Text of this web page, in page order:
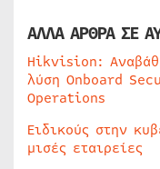
ΑΛΛΑ ΑΡΘΡΑ ΣΕ
Hikvision:
λύση Onboard
Operations
Ειδικούς στην
μισές εταιρείες